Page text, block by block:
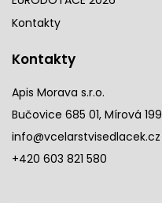
Kontakty
Kontakty
Apis Morava s.r.o.
Bučovice 685 01, Mírová 199
info@vcelarstvisedlacek.cz
+420 603 821 580